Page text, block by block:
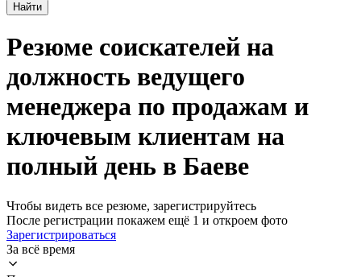
Найти
Резюме соискателей на
должность ведущего
менеджера по продажам и
ключевым клиентам на
полный день в Баеве
Чтобы видеть все резюме, зарегистрируйтесь
После регистрации покажем ещё 1 и откроем фото
Зарегистрироваться
За всё время